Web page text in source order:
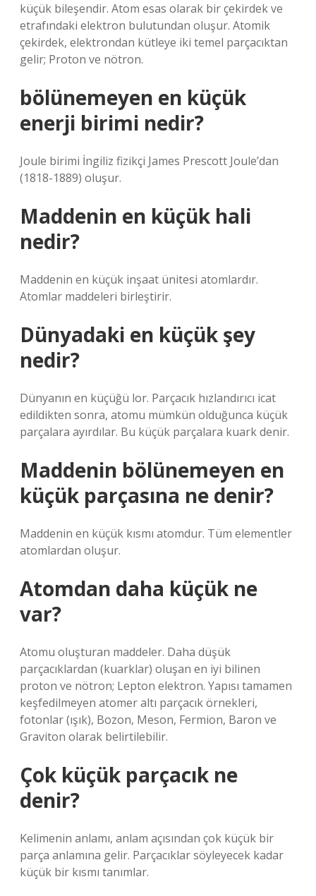
küçük bileşendir. Atom esas olarak bir çekirdek ve
etrafındaki elektron bulutundan oluşur. Atomik
çekirdek, elektrondan kütleye iki temel parçacıktan
gelir; Proton ve nötron.
bölünemeyen en küçük
enerji birimi nedir?
Joule birimi İngiliz fizikçi James Prescott Joule’dan
(1818-1889) oluşur.
Maddenin en küçük hali
nedir?
Maddenin en küçük inşaat ünitesi atomlardır.
Atomlar maddeleri birleştirir.
Dünyadaki en küçük şey
nedir?
Dünyanın en küçüğü lor. Parçacık hızlandırıcı icat
edildikten sonra, atomu mümkün olduğunca küçük
parçalara ayırdılar. Bu küçük parçalara kuark denir.
Maddenin bölünemeyen en
küçük parçasına ne denir?
Maddenin en küçük kısmı atomdur. Tüm elementler
atomlardan oluşur.
Atomdan daha küçük ne
var?
Atomu oluşturan maddeler. Daha düşük
parçacıklardan (kuarklar) oluşan en iyi bilinen
proton ve nötron; Lepton elektron. Yapısı tamamen
keşfedilmeyen atomer altı parçacık örnekleri,
fotonlar (ışık), Bozon, Meson, Fermion, Baron ve
Graviton olarak belirtilebilir.
Çok küçük parçacık ne
denir?
Kelimenin anlamı, anlam açısından çok küçük bir
parça anlamına gelir. Parçacıklar söyleyecek kadar
küçük bir kısmı tanımlar.